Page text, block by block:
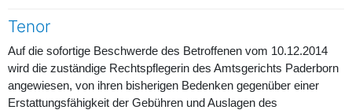
Tenor
Auf die sofortige Beschwerde des Betroffenen vom 10.12.2014
wird die zuständige Rechtspflegerin des Amtsgerichts Paderborn
angewiesen, von ihren bisherigen Bedenken gegenüber einer
Erstattungsfähigkeit der Gebühren und Auslagen des